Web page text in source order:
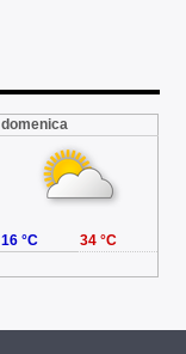
domenica
16 °C 34 °C